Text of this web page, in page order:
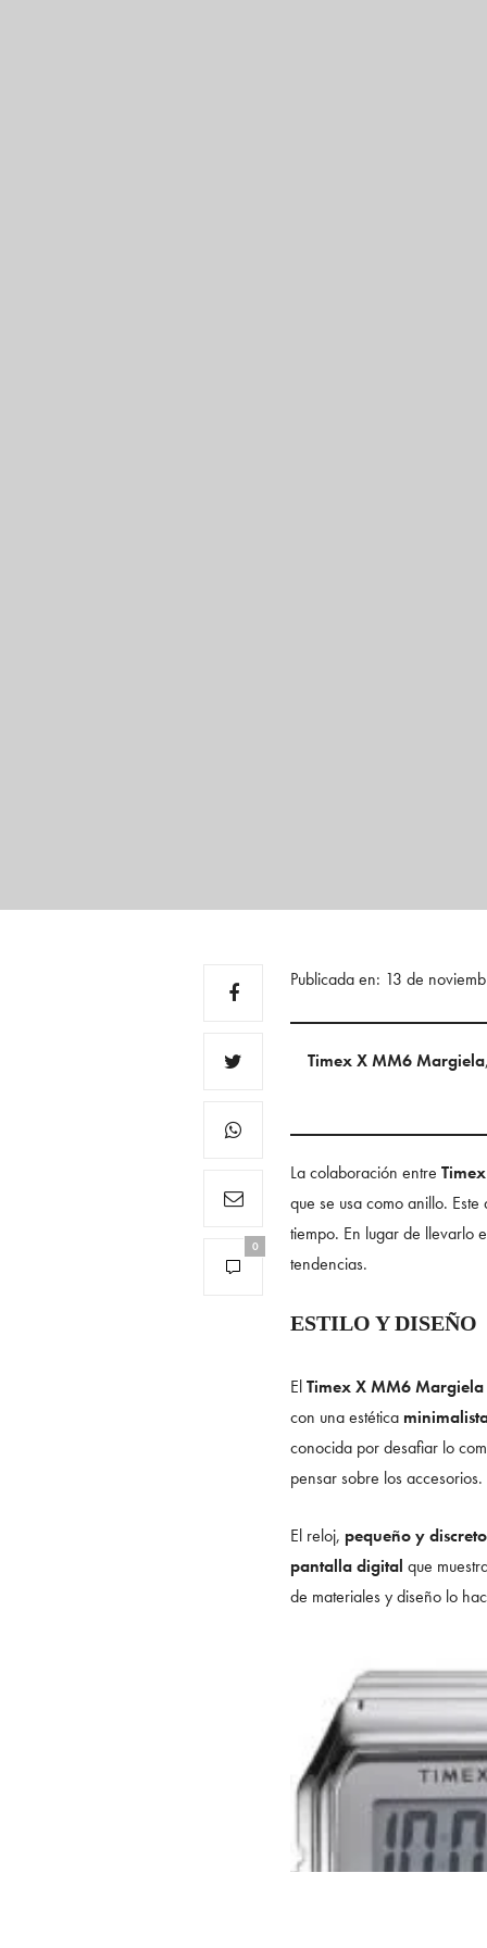
0
Publicada en: 13 de
Timex X MM6 Margiela
La colaboración entre Timex
que se usa como anillo.
tiempo. En lugar de llevarlo
tendencias.
ESTILO Y DISEÑO
ElTimex X MM6 Margiela
con una estética
conocida por desafiar lo
pensar sobre los accesorios.
El reloj, pequeño y discreto
pantalla digital que
de materiales y diseño lo